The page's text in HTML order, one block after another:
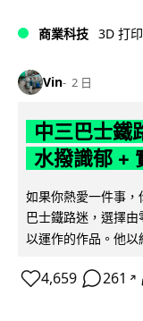
商業科技 3D 打印
Vin 2 日
中三巴士鐵
水撥識郁 +
如果你熱愛一件事
巴士鐵路迷，選擇
以運作的作品。他
4,659 261 ↗